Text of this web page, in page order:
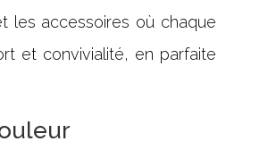
les accessoires où chaque
et convivialité, en parfaite